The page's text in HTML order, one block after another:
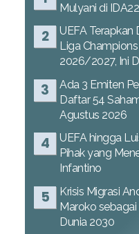
Mulyani di
UEFA Terapkan
Liga
2026/2027, Ini
Ada 3 Emiten
Daftar 54
Agustus 2026
UEFA hingga
Pihak yang
Infantino
Krisis Migrasi
Maroko sebagai
Dunia 2030